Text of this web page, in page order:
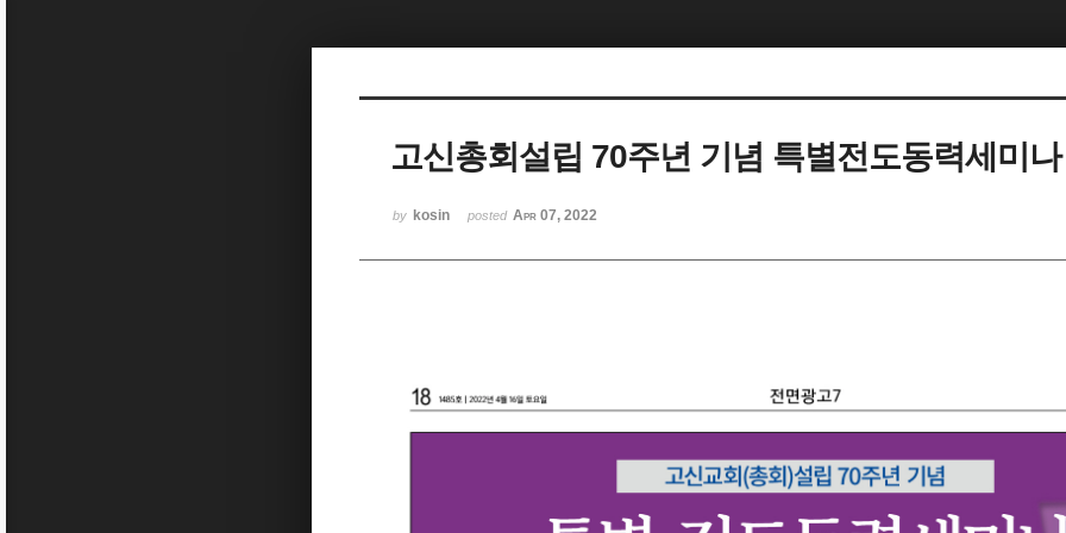
고신총회설립 70주년 기념 특별전도동력세미
by kosin posted Apr 07, 2022
Sketchbook5, 스케치북5
Sketchbook5, 스케치북5